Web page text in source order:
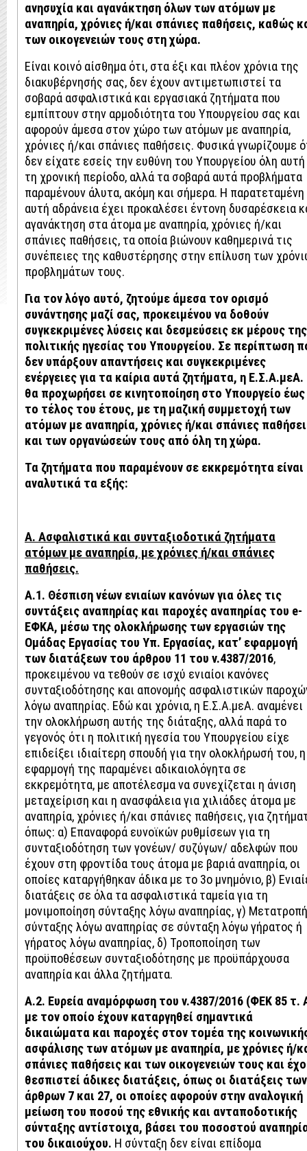
ανησυχία και αγανάκτηση όλων των ατόμων με
αναπηρία, χρόνιες ή/και σπάνιες παθήσεις, καθώς
των οικογενειών τους στη χώρα.
Είναι κοινό αίσθημα ότι, στα έξι και πλέον χρόνια της
διακυβέρνησής σας, δεν έχουν αντιμετωπιστεί τα
σοβαρά ασφαλιστικά και εργασιακά ζητήματα που
εμπίπτουν στην αρμοδιότητα του Υπουργείου σας και
αφορούν άμεσα στον χώρο των ατόμων με αναπηρία,
χρόνιες ή/και σπάνιες παθήσεις. Φυσικά γνωρίζουμε
δεν είχατε εσείς την ευθύνη του Υπουργείου όλη αυτή
τη χρονική περίοδο, αλλά τα σοβαρά αυτά προβλήματα
παραμένουν άλυτα, ακόμη και σήμερα. Η παρατεταμένη
αυτή αδράνεια έχει προκαλέσει έντονη δυσαρέσκεια
αγανάκτηση στα άτομα με αναπηρία, χρόνιες ή/και
σπάνιες παθήσεις, τα οποία βιώνουν καθημερινά τις
συνέπειες της καθυστέρησης στην επίλυση των
προβλημάτων τους.
Για τον λόγο αυτό, ζητούμε άμεσα τον ορισμό
συνάντησης μαζί σας, προκειμένου να δοθούν
συγκεκριμένες λύσεις και δεσμεύσεις εκ μέρους της
πολιτικής ηγεσίας του Υπουργείου. Σε περίπτωση
δεν υπάρξουν απαντήσεις και συγκεκριμένες
ενέργειες για τα καίρια αυτά ζητήματα, η Ε.Σ.Α.μεΑ.
θα προχωρήσει σε κινητοποίηση στο Υπουργείο έως
το τέλος του έτους, με τη μαζική συμμετοχή των
ατόμων με αναπηρία, χρόνιες ή/και σπάνιες
και των οργανώσεών τους από όλη τη χώρα.
Τα ζητήματα που παραμένουν σε εκκρεμότητα είναι
αναλυτικά τα εξής:
Α. Ασφαλιστικά και συνταξιοδοτικά ζητήματα
ατόμων με αναπηρία, με χρόνιες ή/και σπάνιες
παθήσεις.
Α.1. Θέσπιση νέων ενιαίων κανόνων για όλες τις
συντάξεις αναπηρίας και παροχές αναπηρίας του e-
ΕΦΚΑ, μέσω της ολοκλήρωσης των εργασιών της
Ομάδας Εργασίας του Υπ. Εργασίας, κατ’ εφαρμογή
των διατάξεων του άρθρου 11 του ν.4387/2016,
προκειμένου να τεθούν σε ισχύ ενιαίοι κανόνες
συνταξιοδότησης και απονομής ασφαλιστικών
λόγω αναπηρίας. Εδώ και χρόνια, η Ε.Σ.Α.μεΑ. αναμένει
την ολοκλήρωση αυτής της διάταξης, αλλά παρά το
γεγονός ότι η πολιτική ηγεσία του Υπουργείου είχε
επιδείξει ιδιαίτερη σπουδή για την ολοκλήρωσή του, η
εφαρμογή της παραμένει αδικαιολόγητα σε
εκκρεμότητα, με αποτέλεσμα να συνεχίζεται η άνιση
μεταχείριση και η ανασφάλεια για χιλιάδες άτομα με
αναπηρία, χρόνιες ή/και σπάνιες παθήσεις, για
όπως: α) Επαναφορά ευνοϊκών ρυθμίσεων για τη
συνταξιοδότηση των γονέων/ συζύγων/ αδελφών που
έχουν στη φροντίδα τους άτομα με βαριά αναπηρία, οι
οποίες καταργήθηκαν άδικα με το 3ο μνημόνιο, β)
διατάξεις σε όλα τα ασφαλιστικά ταμεία για τη
μονιμοποίηση σύνταξης λόγω αναπηρίας, γ) Μετατροπή
σύνταξης λόγω αναπηρίας σε σύνταξη λόγω γήρατος ή
γήρατος λόγω αναπηρίας, δ) Τροποποίηση των
προϋποθέσεων συνταξιοδότησης με προϋπάρχουσα
αναπηρία και άλλα ζητήματα.
Α.2. Ευρεία αναμόρφωση του ν.4387/2016 (ΦΕΚ 85 τ.
με τον οποίο έχουν καταργηθεί σημαντικά
δικαιώματα και παροχές στον τομέα της
ασφάλισης των ατόμων με αναπηρία, με χρόνιες ή/
σπάνιες παθήσεις και των οικογενειών τους και
θεσπιστεί άδικες διατάξεις, όπως οι διατάξεις των
άρθρων 7 και 27, οι οποίες αφορούν στην αναλογική
μείωση του ποσού της εθνικής και ανταποδοτικής
σύνταξης αντίστοιχα, βάσει του ποσοστού
του δικαιούχου. Η σύνταξη δεν είναι επίδομα